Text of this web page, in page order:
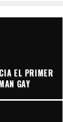
EL PRIMER
GAY